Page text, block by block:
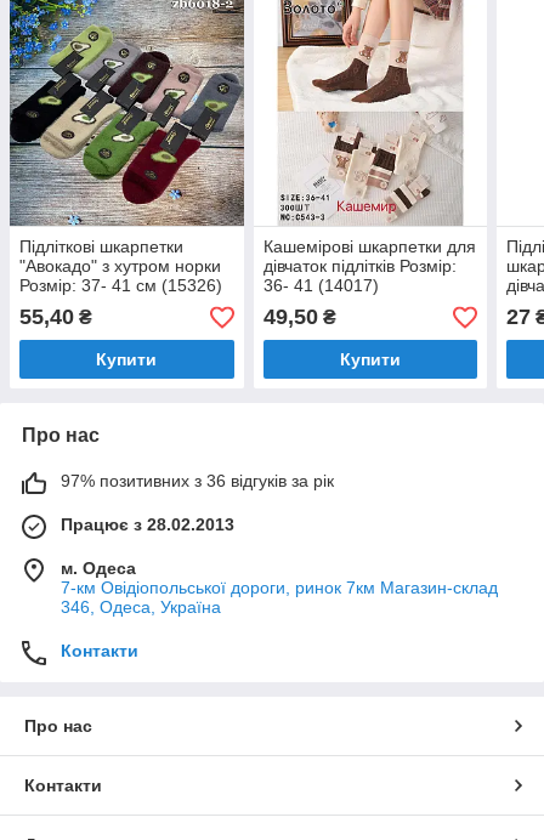
Підліткові шкарпетки
"Авокадо" з хутром норки
Розмір: 37- 41 см (15326)
55,40 ₴
Купити
Кашемірові шкарпетки для
дівчаток підлітків Розмір:
36- 41 (14017)
49,50₴
Купити
27
Про нас
97% позитивних з 36 відгуків за рік
Працює з 28.02.2013
м. Одеса
7-км Овідіопольської дороги, ринок 7км Магазин-склад
346, Одеса, Україна
Контакти
Про нас
Контакти